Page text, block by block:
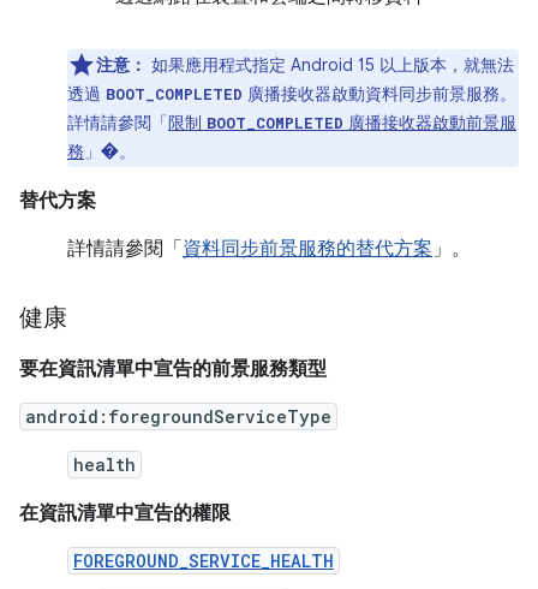
注意： 如果應用程式指定 Android 15 以上版本，就無法
透過 BOOT_COMPLETED 廣播接收器啟動資料同步前景服務。
詳情請參閱「限制 BOOT_COMPLETED 廣播接收器啟動前景服
務 」 �。
替代方案
詳情請參閱「 資料同步前景服務的替代方案」。
健康
要在資訊清單中宣告的前景服務類型
android:foregroundServiceType
health
在資訊清單中宣告的權限
FOREGROUND_SERVICE_HEALTH